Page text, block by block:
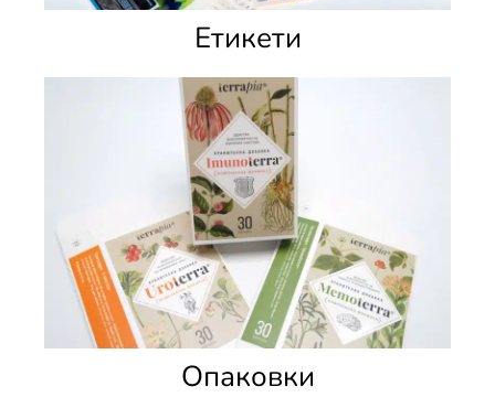
Етикети
Опаковки